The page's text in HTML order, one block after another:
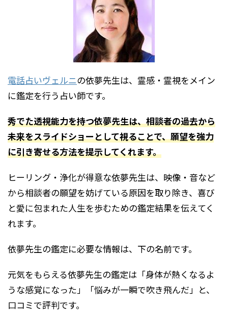
電話占いヴェルニの依夢先生は、霊感・霊視をメイン
に鑑定を行う占い師です。
秀でた透視能力を持つ依夢先生は、相談者の過去から
未来をスライドショーとして視ることで、願望を強力
に引き寄せる方法を提示してくれます。
ヒーリング・浄化が得意な依夢先生は、映像・音など
から相談者の願望を妨げている原因を取り除き、喜び
と愛に包まれた人生を歩むための鑑定結果を伝えてく
れます。
依夢先生の鑑定に必要な情報は、下の名前です。
元気をもらえる依夢先生の鑑定は「身体が熱くなるよ
うな感覚になった」「悩みが一瞬で吹き飛んだ」と、
口コミで評判です。